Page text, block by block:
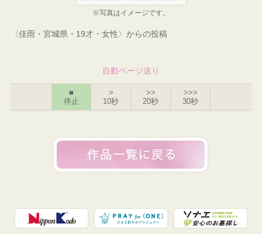
※写真はイメージです。
〈佳雨・宮城県・19才・女性〉からの投稿
自動ページ送り
■
停止
>
10秒
>>
20秒
>>>
30秒